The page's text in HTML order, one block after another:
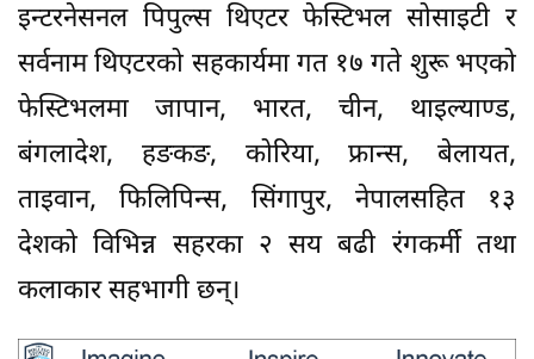
इन्टरनेसनल पिपुल्स थिएटर फेस्टिभल सोसाइटी र
सर्वनाम थिएटरको सहकार्यमा गत १७ गते शुरू भएको
फेस्टिभलमा जापान, भारत, चीन, थाइल्याण्ड,
बंगलादेश, हङकङ, कोरिया, फ्रान्स, बेलायत,
ताइवान, फिलिपिन्स, सिंगापुर, नेपालसहित १३
देशको विभिन्न सहरका २ सय बढी रंगकर्मी तथा
कलाकार सहभागी छन्।